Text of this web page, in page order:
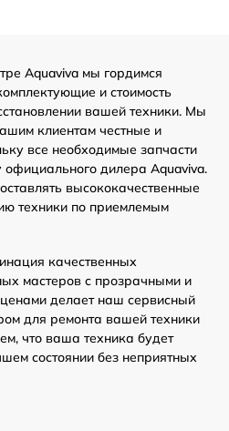
Aquaviva мы гордимся
и стоимость
вашей техники. Мы
клиентам честные и
все необходимые запчасти
дилера Aquaviva.
высококачественные
техники по приемлемым
качественных
мастеров с прозрачными и
делает наш сервисный
для ремонта вашей техники
что ваша техника будет
состоянии без неприятных